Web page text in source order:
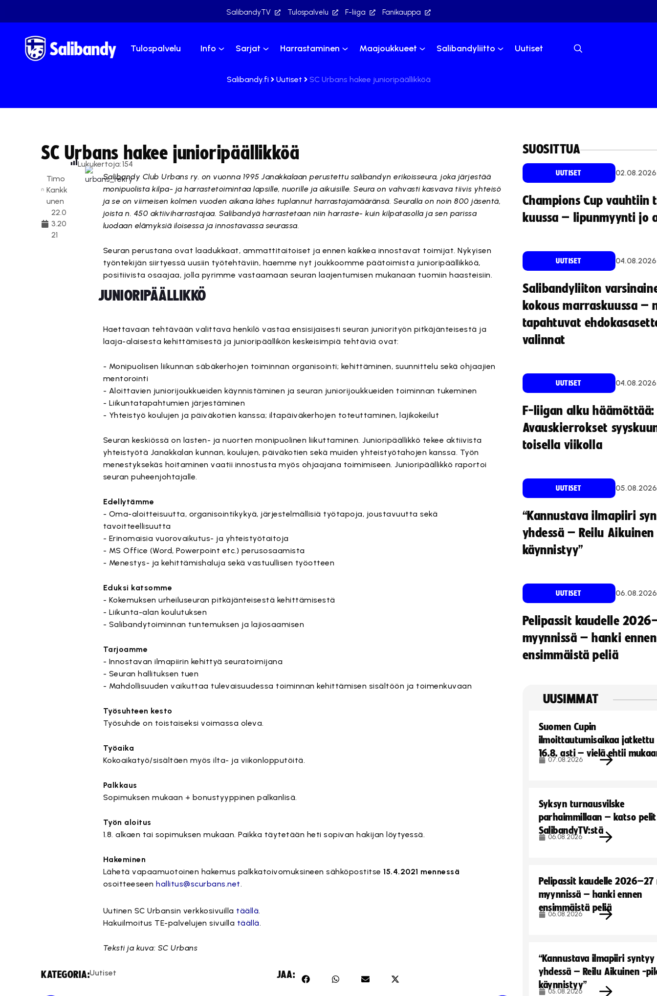
SalibandyTV Tulospalvelu F-liiga Fanikauppa
Tulospalvelu Info Sarjat Harrastaminen Maajoukkueet Salibandyliitto Uutiset
Salibandy.fi Uutiset SC Urbans hakee junioripäällikköä
SC Urbans hakee junioripäällikköä
Timo
Kankk
unen
22.0
3.20
21
Lukukertoja:154
Salibandy Club Urbans ry. on vuonna 1995 Janakkalaan perustettu salibandyn erikoisseura, joka järjestää
monipuolista kilpa- ja harrastetoimintaa lapsille, nuorille ja aikuisille. Seura on vahvasti kasvava tiivis yhteisö
ja se on viimeisen kolmen vuoden aikana lähes tuplannut harrastajamääränsä. Seuralla on noin 800 jäsentä,
joista n. 450 aktiiviharrastajaa. Salibandyä harrastetaan niin harraste- kuin kilpatasolla ja sen parissa
luodaan elämyksiä iloisessa ja innostavassa seurassa.
Seuran perustana ovat laadukkaat, ammattitaitoiset ja ennen kaikkea innostavat toimijat. Nykyisen
työntekijän siirtyessä uusiin työtehtäviin, haemme nyt joukkoomme päätoimista junioripäällikköä,
positiivista osaajaa, jolla pyrimme vastaamaan seuran laajentumisen mukanaan tuomiin haasteisiin.
JUNIORIPÄÄLLIKKÖ
Haettavaan tehtävään valittava henkilö vastaa ensisijaisesti seuran juniorityön pitkäjänteisestä ja
laaja-alaisesta kehittämisestä ja junioripäällikön keskeisimpiä tehtäviä ovat:
- Monipuolisen liikunnan säbäkerhojen toiminnan organisointi; kehittäminen, suunnittelu sekä ohjaajien
mentorointi
- Aloittavien juniorijoukkueiden käynnistäminen ja seuran juniorijoukkueiden toiminnan tukeminen
- Liikuntatapahtumien järjestäminen
- Yhteistyö koulujen ja päiväkotien kanssa; iltapäiväkerhojen toteuttaminen, lajikokeilut
Seuran keskiössä on lasten- ja nuorten monipuolinen liikuttaminen. Junioripäällikkö tekee aktiivista
yhteistyötä Janakkalan kunnan, koulujen, päiväkotien sekä muiden yhteistyötahojen kanssa. Työn
menestyksekäs hoitaminen vaatii innostusta myös ohjaajana toimimiseen. Junioripäällikkö raportoi
seuran puheenjohtajalle.
Edellytämme
- Oma-aloitteisuutta, organisointikykyä, järjestelmällisiä työtapoja, joustavuutta sekä
tavoitteellisuutta
- Erinomaisia vuorovaikutus- ja yhteistyötaitoja
- MS Office (Word, Powerpoint etc.) perusosaamista
- Menestys- ja kehittämishaluja sekä vastuullisen työotteen
Eduksi katsomme
- Kokemuksen urheiluseuran pitkäjänteisestä kehittämisestä
- Liikunta-alan koulutuksen
- Salibandytoiminnan tuntemuksen ja lajiosaamisen
Tarjoamme
- Innostavan ilmapiirin kehittyä seuratoimijana
- Seuran hallituksen tuen
- Mahdollisuuden vaikuttaa tulevaisuudessa toiminnan kehittämisen sisältöön ja toimenkuvaan
Työsuhteen kesto
Työsuhde on toistaiseksi voimassa oleva.
Työaika
Kokoaikatyö/sisältäen myös ilta- ja viikonlopputöitä.
Palkkaus
Sopimuksen mukaan + bonustyyppinen palkanlisä.
Työn aloitus
1.8. alkaen tai sopimuksen mukaan. Paikka täytetään heti sopivan hakijan löytyessä.
Hakeminen
Lähetä vapaamuotoinen hakemus palkkatoivomuksineen sähköpostitse15.4.2021 mennessä
osoitteeseenhallitus@scurbans.net.
Uutinen SC Urbansin verkkosivuilla täällä.
Hakuilmoitus TE-palvelujen sivuilla täällä.
Teksti ja kuva: SC Urbans
KATEGORIA:Uutiset JAA:
SUOSITTUA
UUTISET 02.08.2026
Champions Cup vauhtiin
kuussa – lipunmyynti jo
UUTISET 04.08.2026
Salibandyliiton
kokous marraskuussa –
tapahtuvat
valinnat
UUTISET 04.08.2026
F-liigan alku häämöttää:
Avauskierrokset
toisella viikolla
UUTISET 05.08.2026
“Kannustava ilmapiiri
yhdessä – Reilu
käynnistyy”
UUTISET 06.08.2026
Pelipassit kaudelle
myynnissä – hanki ennen
ensimmäistä peliä
UUSIMMAT
Suomen Cupin
ilmoittautumisaikaa jatkettu
16.8. asti – vielä ehtii
07.08.2026
Syksyn turnausvilske
parhaimmillaan – katso pelit
SalibandyTV:stä
06.08.2026
Pelipassit kaudelle
myynnissä – hanki ennen
ensimmäistä peliä
06.08.2026
“Kannustava ilmapiiri syntyy
yhdessä – Reilu Aikuinen -
käynnistyy”
05.08.2026